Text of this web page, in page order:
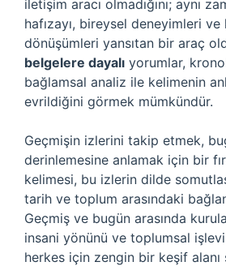
iletişim aracı olmadığını; aynı
hafızayı, bireysel deneyimleri ve
dönüşümleri yansıtan bir araç
belgelere dayalı yorumlar,
bağlamsal analiz ile kelimenin
evrildiğini görmek mümkündür.
Geçmişin izlerini takip etmek,
derinlemesine anlamak için bir
kelimesi, bu izlerin dilde
tarih ve toplum arasındaki
Geçmiş ve bugün arasında
insani yönünü ve toplumsal
herkes için zengin bir keşif alanı